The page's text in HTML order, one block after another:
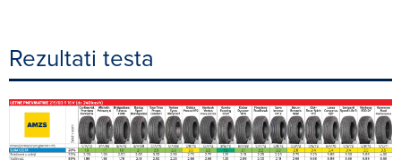
Rezultati testa